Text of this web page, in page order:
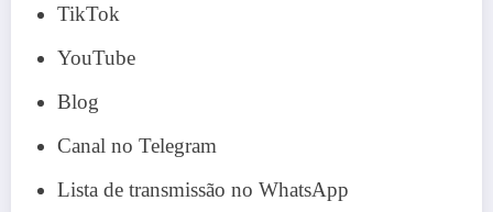
TikTok
YouTube
Blog
Canal no Telegram
Lista de transmissão no WhatsApp